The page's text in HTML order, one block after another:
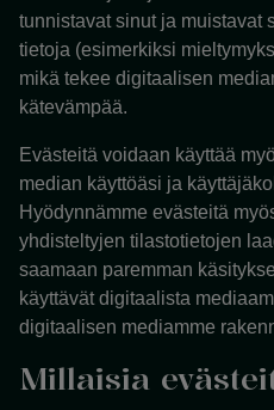
tunnistavat sinut ja muistavat
tietoja (esimerkiksi
mikä tekee digitaalisen
kätevämpää.
Evästeitä voidaan käyttää
median käyttöäsi ja
Hyödynnämme evästeitä
yhdisteltyjen tilastotietojen
saamaan paremman
käyttävät digitaalista
digitaalisen mediamme
Millaisia